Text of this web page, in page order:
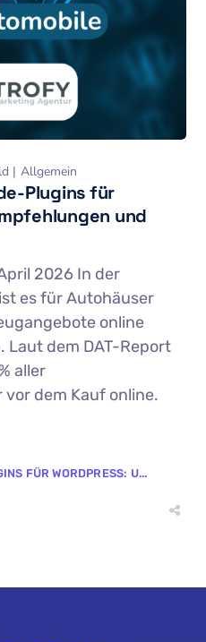
Allgemein
Plugins für
und
2026 In der
es für Autohäuser
online
Laut dem DAT-Report
aller
dem Kauf online.
FÜR WORDPRESS: U...